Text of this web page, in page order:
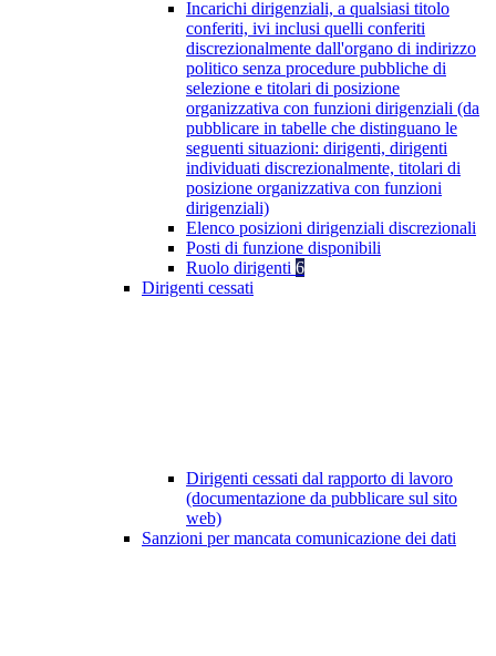
Incarichi dirigenziali, a qualsiasi titolo
conferiti, ivi inclusi quelli conferiti
discrezionalmente dall'organo di indirizzo
politico senza procedure pubbliche di
selezione e titolari di posizione
organizzativa con funzioni dirigenziali (da
pubblicare in tabelle che distinguano le
seguenti situazioni: dirigenti, dirigenti
individuati discrezionalmente, titolari di
posizione organizzativa con funzioni
dirigenziali)
Elenco posizioni dirigenziali discrezionali
Posti di funzione disponibili
Ruolo dirigenti 6
Dirigenti cessati
Dirigenti cessati dal rapporto di lavoro
(documentazione da pubblicare sul sito
web)
Sanzioni per mancata comunicazione dei dati